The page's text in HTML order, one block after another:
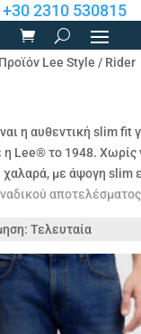
+30 2310 530815
Lee Style / Rider
η αυθεντική slim fit
Lee® το 1948. Χωρίς
χαλαρά, με άψογη slim
αποτελέσματος